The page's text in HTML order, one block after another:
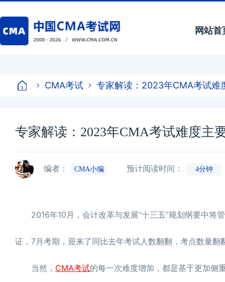
网站首
CMA考试 专家解读：2023年CMA考试难
专家解读：2023年CMA考试难度主
编者： CMA小编 预计阅读时间： 4分钟
2016年10月，会计改革与发展“十三五”规划纲要中将管
证，7月考期，迎来了同比去年考试人数翻翻，考点数量
当然， CMA考试的每一次难度增加，都是基于更加侧